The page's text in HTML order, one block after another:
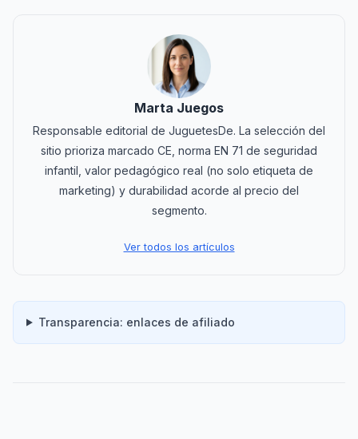
Marta Juegos
Responsable editorial de JuguetesDe. La selección del
sitio prioriza marcado CE, norma EN 71 de seguridad
infantil, valor pedagógico real (no solo etiqueta de
marketing) y durabilidad acorde al precio del
segmento.
Ver todos los artículos
Transparencia: enlaces de afiliado